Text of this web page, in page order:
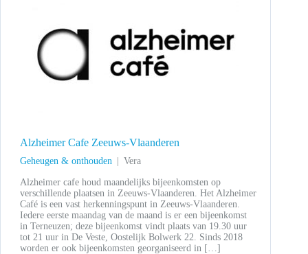
Alzheimer Cafe Zeeuws-Vlaanderen
Geheugen & onthouden Vera
Alzheimer cafe houd maandelijks bijeenkomsten op
verschillende plaatsen in Zeeuws-Vlaanderen. Het Alzheimer
Café is een vast herkenningspunt in Zeeuws-Vlaanderen.
Iedere eerste maandag van de maand is er een bijeenkomst
in Terneuzen; deze bijeenkomst vindt plaats van 19.30 uur
tot 21 uur in De Veste, Oostelijk Bolwerk 22. Sinds 2018
worden er ook bijeenkomsten georganiseerd in […]